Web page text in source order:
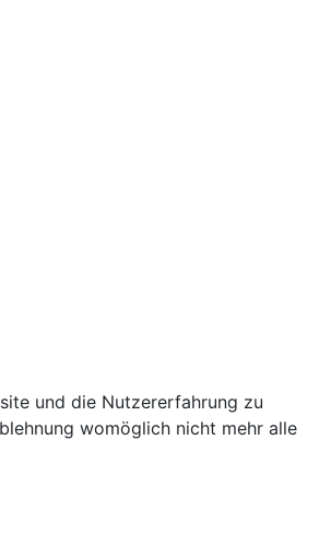
und die Nutzererfahrung zu
womöglich nicht mehr alle